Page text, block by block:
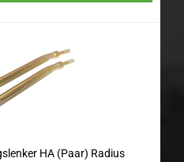
HA (Paar) Radius